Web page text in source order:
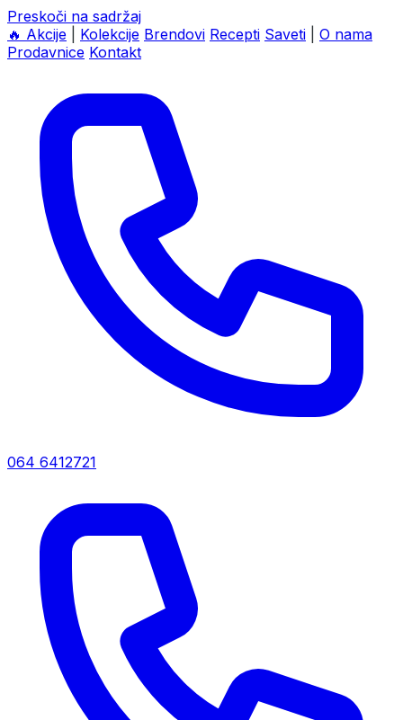
Preskoči na sadržaj
🔥 Akcije Kolekcije Brendovi Recepti Saveti
O nama
Prodavnice Kontakt
064 6412721